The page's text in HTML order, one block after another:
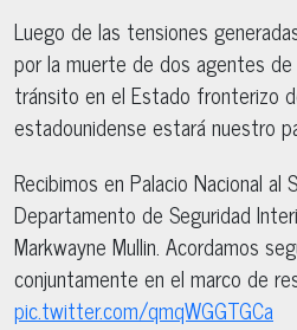
Luego de las tensiones
por la muerte de dos agentes
tránsito en el Estado fronterizo
estadounidense estará nuestro
Recibimos en Palacio Nacional al
Departamento de Seguridad
Markwayne Mullin. Acordamos
conjuntamente en el marco de
pic.twitter.com/qmqWGGTGCa